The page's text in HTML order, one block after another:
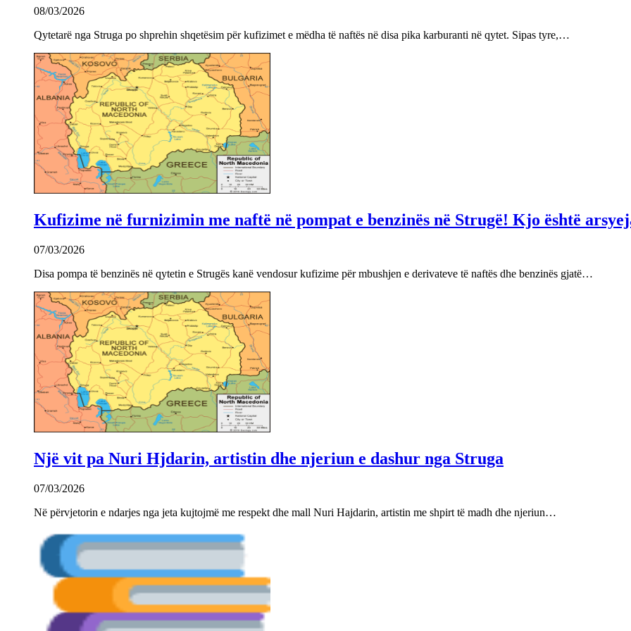
08/03/2026
Qytetarë nga Struga po shprehin shqetësim për kufizimet e mëdha të naftës në disa pika karburanti në qytet. Sipas tyre,…
Kufizime në furnizimin me naftë në pompat e benzinës në Strugë! Kjo është
07/03/2026
Disa pompa të benzinës në qytetin e Strugës kanë vendosur kufizime për mbushjen e derivateve të naftës dhe benzinës gjatë…
Një vit pa Nuri Hjdarin, artistin dhe njeriun e dashur nga Struga
07/03/2026
Në përvjetorin e ndarjes nga jeta kujtojmë me respekt dhe mall Nuri Hajdarin, artistin me shpirt të madh dhe njeriun…